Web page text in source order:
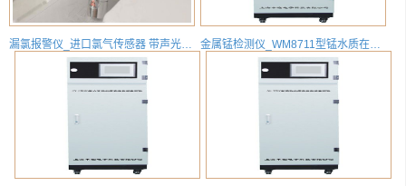
漏氯报警仪_进口氯气传感器 带声光报警 HD-T700X-CL2 金属锰检测仪_WM8711型锰水质在线自动监测分析仪